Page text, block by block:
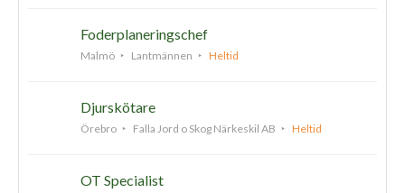
Foderplaneringschef
Malmö Lantmännen Heltid
Djurskötare
Örebro Falla Jord o Skog Närkeskil AB Heltid
OT Specialist